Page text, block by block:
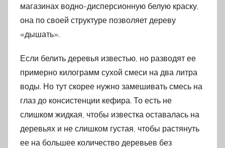
магазинах водно-дисперсионную белую краску,
она по своей структуре позволяет дереву
«дышать».
Если белить деревья известью, но разводят ее
примерно килограмм сухой смеси на два литра
воды. Но тут скорее нужно замешивать смесь на
глаз до консистенции кефира. То есть не
слишком жидкая, чтобы известка оставалась на
деревьях и не слишком густая, чтобы растянуть
ее на большее количество деревьев без